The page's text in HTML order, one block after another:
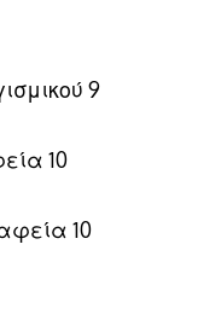
9
10
10